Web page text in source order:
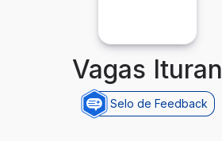
Vagas Ituran
Selo de Feedback